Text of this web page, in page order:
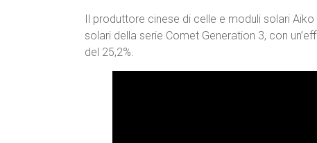
Il produttore cinese di celle e moduli solari
solari della serie Comet Generation 3, con
del 25,2%.